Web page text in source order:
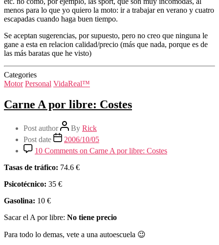
menos para lo que yo quiero la moto: ir a trabajar en verano y cuatro
escapadas cuando haga buen tiempo.
Se aceptan sugerencias, por supuesto, pero no creo que ninguna le
gane a esta en relacion calidad/precio (más que nada, porque es de
las más baratas que he visto)
Categories
Motor Personal VidaReal™
Carne A por libre: Costes
Post author By Rick
Post date
2006/10/05
10 Comments on Carne A por libre: Costes
Tasas de tráfico: 74.6 €
Psicotécnico: 35 €
Gasolina: 10 €
Sacar el A por libre: No tiene precio
Para todo lo demas, vete a una autoescuela 😉